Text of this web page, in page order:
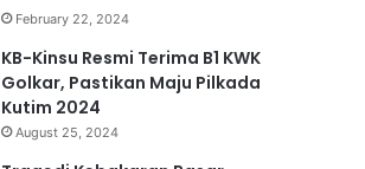
February 22, 2024
KB-Kinsu Resmi Terima B1 KWK
Golkar, Pastikan Maju Pilkada
Kutim 2024
August 25, 2024